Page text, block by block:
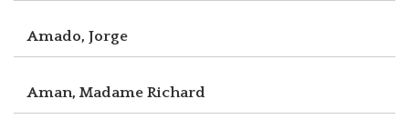
Amado, Jorge
Aman, Madame Richard